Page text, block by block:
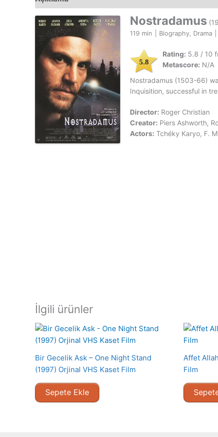
Nostradamus
119 min Biography, Drama
5.8
Rating: 5.8 / 10
Metascore: N/A
Nostradamus (1503-66)
Inquisition, successful in
Director: Roger Christian
Creator: Piers Ashworth,
Actors: Tchéky Karyo, F.
İlgili ürünler
Bir Gecelik Ask – One Night Stand
(1997) Orjinal VHS Kaset Film
Sepete Ekle
Affet
Film